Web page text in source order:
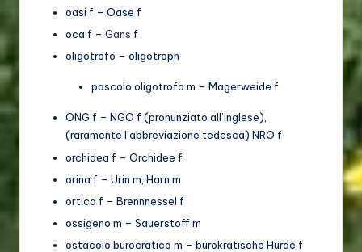
oasi f – Oase f
oca f – Gans f
oligotrofo – oligotroph
pascolo oligotrofo m – Magerweide f
ONG f – NGO f (pronunziato all’inglese),
(raramente l’abbreviazione tedesca) NRO f
orchidea f – Orchidee f
orina f – Urin m, Harn m
ortica f – Brennnessel f
ossigeno m – Sauerstoff m
ostacolo burocratico m – bürokratische Hürde f